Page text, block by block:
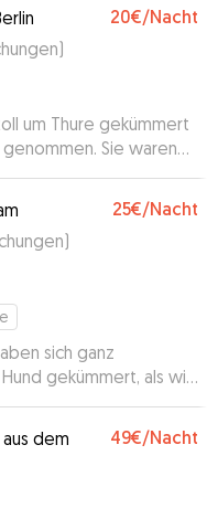
20€/Nacht
)
um Thure gekümmert
Sie waren
zum Toben. Es ist
dass der eigene
”
25€/Nacht
)
sich ganz
gekümmert, als wir
Wünsche und
und haben uns mit
Laufenden gehalten.
wohl gefühlt
zurück. Vielen lieben
dem
49€/Nacht